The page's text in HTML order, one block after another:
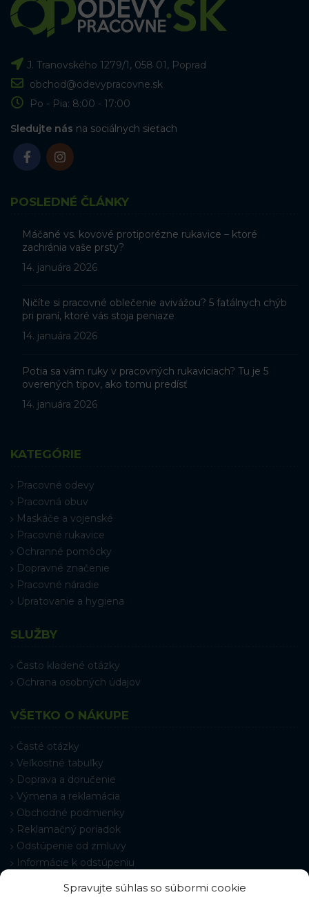
Spravujte súhlas so súbormi cookie
J. Tranovského 1279/1, 058 01, Poprad
obchod@odevypracovne.sk
Po - Pia: 8:00 - 17:00
Sledujte nás na sociálnych sieťach
POSLEDNÉ ČLÁNKY
Máčané vs. kovové protiporézne rukavice – ktoré
zachránia vaše prsty?
14. januára 2026
Ničíte si pracovné oblečenie avivážou? 5 fatálnych chýb
pri praní, ktoré vás stoja peniaze
14. januára 2026
Potia sa vám ruky v pracovných rukaviciach? Tu je 5
overených tipov, ako tomu predísť
14. januára 2026
KATEGÓRIE
Pracovné odevy
Pracovná obuv
Maskáče a vojenské
Pracovné rukavice
Ochranné pomôcky
Dopravné značenie
Pracovné náradie
Upratovanie a hygiena
SLUŽBY
Často kladené otázky
Ochrana osobných údajov
VŠETKO O NÁKUPE
Časté otázky
Veľkostné tabuľky
Doprava a doručenie
Výmena a reklamácia
Obchodné podmienky
Reklamačný poriadok
Odstúpenie od zmluvy
Informácie k odstúpeniu